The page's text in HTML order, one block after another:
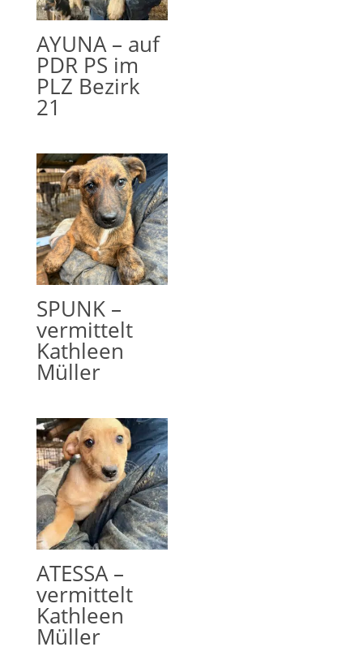
AYUNA – auf
PDR PS im
PLZ Bezirk
21
SPUNK –
vermittelt
Kathleen
Müller
ATESSA –
vermittelt
Kathleen
Müller